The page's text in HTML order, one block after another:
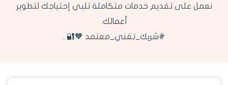
نعمل على تقديم خدمات متكاملة تلبي إحتياجك لتطوير
أعمالك.
#شريك_تقني_معتمد 🧡🔐 .